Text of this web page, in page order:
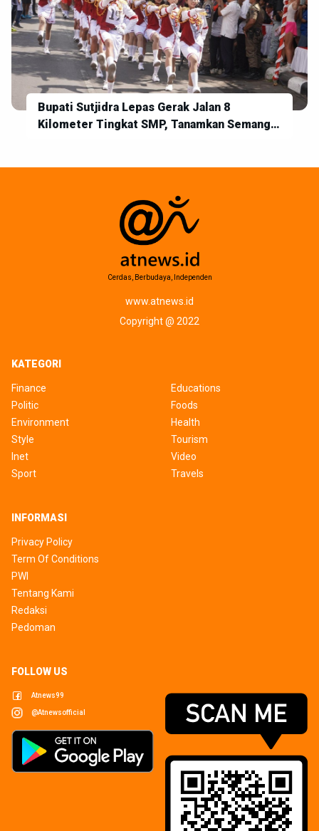
Bupati Sutjidra Lepas Gerak Jalan 8
Kilometer Tingkat SMP, Tanamkan Semangat
Cerdas, Berbudaya, Independen
www.atnews.id
Copyright @ 2022
KATEGORI
Finance
Politic
Environment
Style
Inet
Sport
Educations
Foods
Health
Tourism
Video
Travels
INFORMASI
Privacy Policy
Term Of Conditions
PWI
Tentang Kami
Redaksi
Pedoman
FOLLOW US
Atnews99
@atnewsofficial